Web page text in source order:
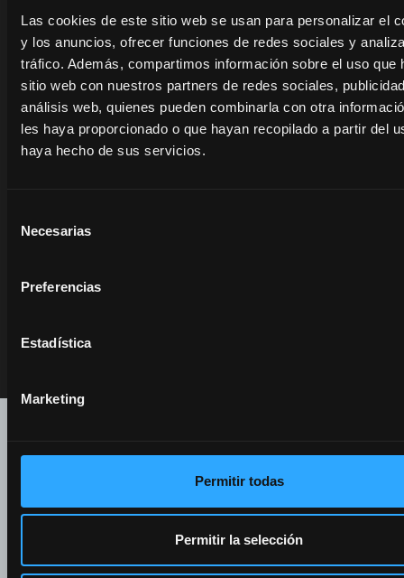
Las cookies de este sitio web se usan para personalizar el
y los anuncios, ofrecer funciones de redes sociales y
tráfico. Además, compartimos información sobre el uso que
sitio web con nuestros partners de redes sociales,
análisis web, quienes pueden combinarla con otra
les haya proporcionado o que hayan recopilado a partir del
haya hecho de sus servicios.
Necesarias
Preferencias
Estadística
Marketing
Permitir todas
Permitir la selección
más
Compartir
Especificaciones
técnicas
se abre en una pestaña nueva